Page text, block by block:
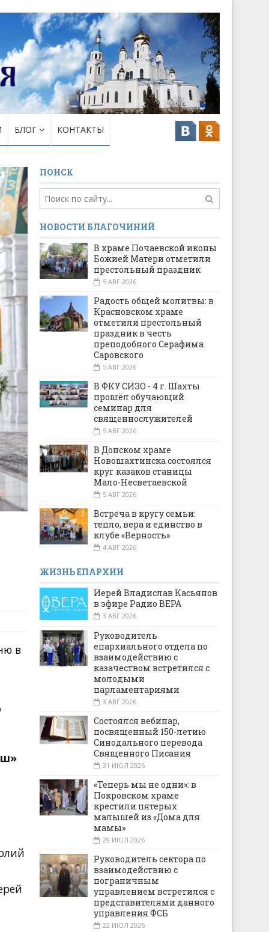
БЛОГ КОНТАКТЫ
в
ПОИСК
НОВОСТИ БЛАГОЧИНИЙ
В храме Почаевской иконы
Божией Матери отметили
престольный праздник
5 АВГ 2026
Радость общей молитвы: в
Красновском храме
отметили престольный
праздник в честь
преподобного Серафима
Саровского
5 АВГ 2026
В ФКУ СИЗО - 4 г. Шахты
прошёл обучающий
семинар для
священнослужителей
5 АВГ 2026
В Донском храме
Новошахтинска состоялся
круг казаков станицы
Мало-Несветаевской
5 АВГ 2026
Встреча в кругу семьи:
тепло, вера и единство в
клубе «Верность»
4 АВГ 2026
ЖИЗНЬ ЕПАРХИИ
Иерей Владислав Касьянов
в эфире Радио ВЕРА
3 АВГ 2026
Руководитель
епархиального отдела по
взаимодействию с
казачеством встретился с
молодыми
парламентариями
3 АВГ 2026
Состоялся вебинар,
посвященный 150-летию
Синодального перевода
Священного Писания
31 ИЮЛ 2026
«Теперь мы не одни»: в
Покровском храме
крестили пятерых
малышей из «Дома для
мамы»
29 ИЮЛ 2026
Руководитель сектора по
взаимодействию с
пограничным
управлением встретился с
представителями данного
управления ФСБ
22 ИЮЛ 2026